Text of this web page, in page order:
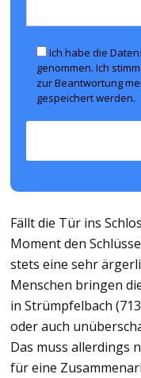
Ich habe die
genommen. Ich
zur Beantwortung
gespeichert werden.
Fällt die Tür ins
Moment den
stets eine sehr
Menschen bringen
in Strümpfelbach
oder auch
Das muss allerdings
für eine